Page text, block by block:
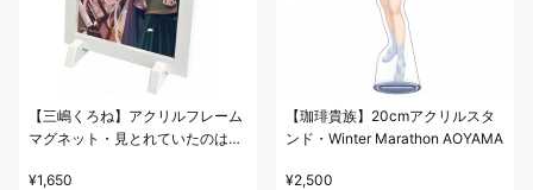
【三嶋くろね】アクリルフレーム
マグネット・見とれていたのは桜
¥1,650
【珈琲貴族】20cmアクリルスタ
ンド・Winter Marathon AOYAMA
¥2,500